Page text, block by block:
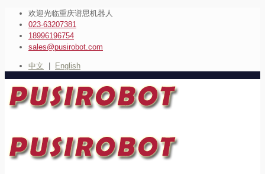
欢迎光临重庆谱思机器人
023-63207381
18996196754
sales@pusirobot.com
中文 English